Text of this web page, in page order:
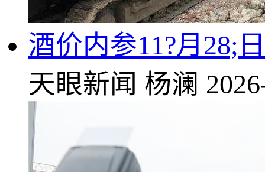
酒价内参11?月28;
天眼新闻 杨澜